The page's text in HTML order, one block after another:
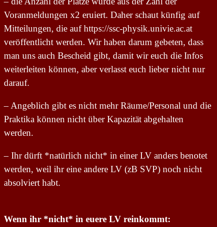
Voranmeldungen x2 eruiert. Daher schaut künfig auf
Mitteilungen, die auf https://ssc-physik.univie.ac.at
veröffentlicht werden. Wir haben darum gebeten, dass
man uns auch Bescheid gibt, damit wir euch die Infos
weiterleiten können, aber verlasst euch lieber nicht nur
darauf.
– Angeblich gibt es nicht mehr Räume/Personal und die
Praktika können nicht über Kapazität abgehalten
werden.
– Ihr dürft *natürlich nicht* in einer LV anders benotet
werden, weil ihr eine andere LV (zB SVP) noch nicht
absolviert habt.
Wenn ihr *nicht* in euere LV reinkommt: